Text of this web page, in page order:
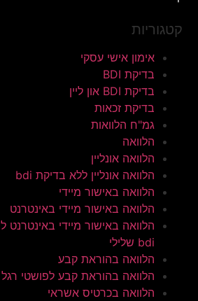
קטגוריות
אימון אישי עסקי
בדיקת BDI
בדיקת BDI און ליין
בדיקת זכאות
גמ"ח הלוואות
הלוואה
הלוואה אונליין
הלוואה אונליין ללא בדיקת bdi
הלוואה באישור מיידי
הלוואה באישור מיידי באינטרנט
הלוואה באישור מיידי באינטרנט ל
bdi שלילי
הלוואה בהוראת קבע
הלוואה בהוראת קבע לפושטי רגל
הלוואה בכרטיס אשראי